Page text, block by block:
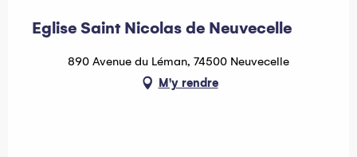
Eglise Saint Nicolas de Neuvecelle
890 Avenue du Léman, 74500 Neuvecelle
M'y rendre